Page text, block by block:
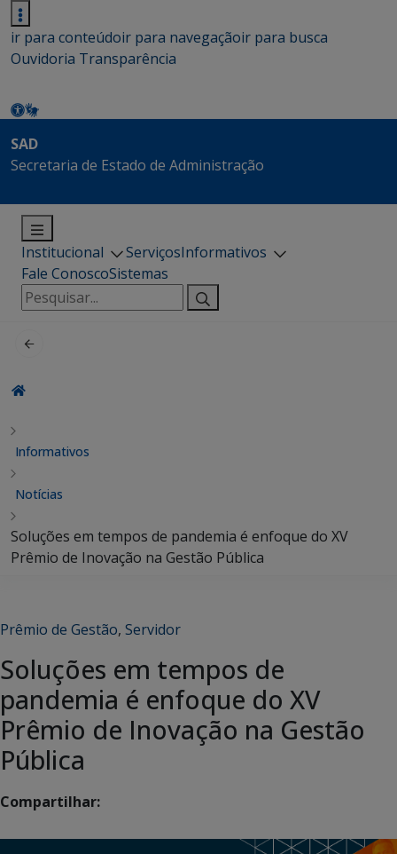
ir para conteúdoir para navegaçãoir para busca
Ouvidoria Transparência
SAD
Secretaria de Estado de Administração
Institucional ServiçosInformativos
Fale ConoscoSistemas
Pesquisar
por:
Informativos
Notícias
Soluções em tempos de pandemia é enfoque do XV
Prêmio de Inovação na Gestão Pública
Prêmio de Gestão, Servidor
Soluções em tempos de
pandemia é enfoque do XV
Prêmio de Inovação na Gestão
Pública
Compartilhar: